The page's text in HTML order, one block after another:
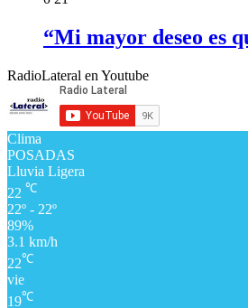
“Mi mayor deseo es
RadioLateral en Youtube
Clima
POSADAS
Lluvia Ligera
22 ℃
22º - 22º
89%
3.1 km/h
22℃
vie
19℃